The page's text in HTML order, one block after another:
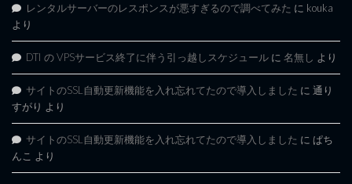
レンタルサーバーのレスポンスが悪すぎるので調べてみた に kouka
より
DTI の VPSサービス終了に伴う引っ越しスケジュール に 名無し より
サイトのSSL自動更新機能を入れ忘れてたので導入しました に 通り
すがり より
サイトのSSL自動更新機能を入れ忘れてたので導入しました に ぱち
んこ より